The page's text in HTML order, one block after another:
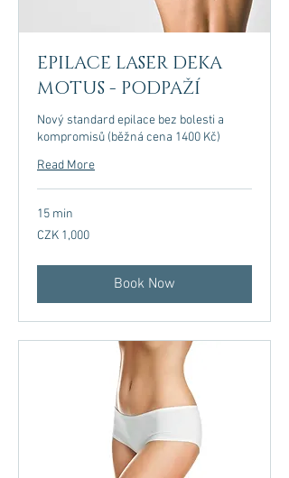
EPILACE LASER DEKA
MOTUS - PODPAŽÍ
Nový standard epilace bez bolesti a
kompromisů (běžná cena 1400 Kč)
Read More
15 min
1,000
Czech
CZK 1,000
Book Now